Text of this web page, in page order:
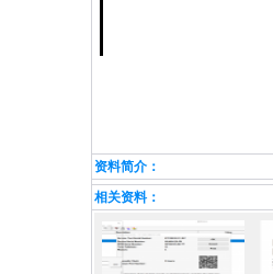
资料简介：
相关资料：